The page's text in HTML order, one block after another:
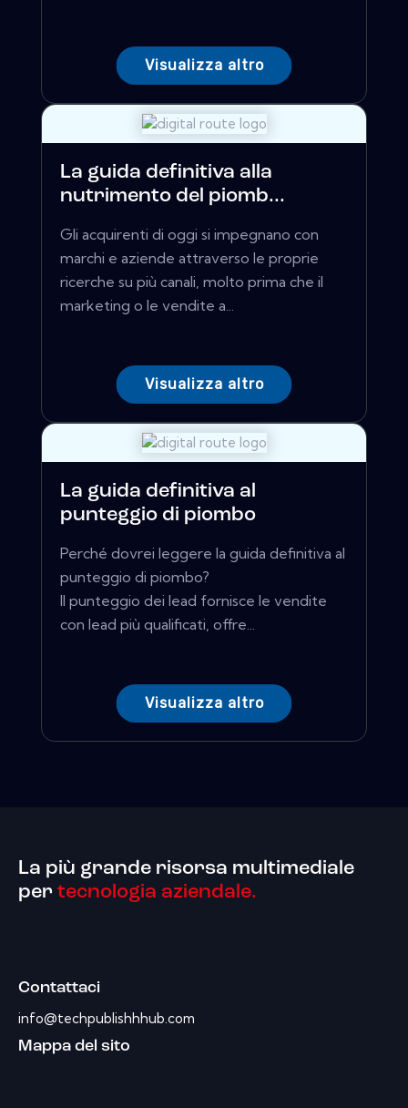
Visualizza altro
La guida definitiva alla
nutrimento del piomb...
Gli acquirenti di oggi si impegnano con
marchi e aziende attraverso le proprie
ricerche su più canali, molto prima che il
marketing o le vendite a...
Visualizza altro
La guida definitiva al
punteggio di piombo
Perché dovrei leggere la guida definitiva al
punteggio di piombo?
Il punteggio dei lead fornisce le vendite
con lead più qualificati, offre...
Visualizza altro
La più grande risorsa multimediale
per tecnologia aziendale.
Contattaci
info@techpublishhhub.com
Mappa del sito